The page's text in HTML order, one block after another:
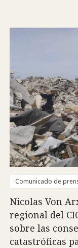
Comunicado de
Nicolas Von
regional del
sobre las
catastróficas